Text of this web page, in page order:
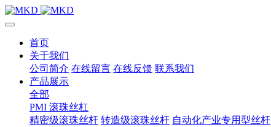
首页
关于我们
公司简介 在线留言 在线反馈 联系我们
产品展示
全部
PMI 滚珠丝杠
精密级滚珠丝杆 转造级滚珠丝杆 自动化产业专用型丝杆